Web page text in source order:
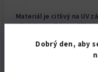
Dobrý den, aby
Materiál je citlivý na UV
při tisku je třeba